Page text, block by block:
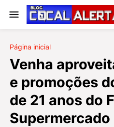
Página inicial
Venha
e promoções
de 21 anos do